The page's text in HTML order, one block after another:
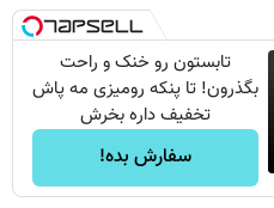
تابستون رو خنک و راحت
بگذرون! تا پنکه رومیزی مه پاش
تخفیف داره بخرش
سفارش بده!